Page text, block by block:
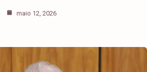
maio 12, 2026